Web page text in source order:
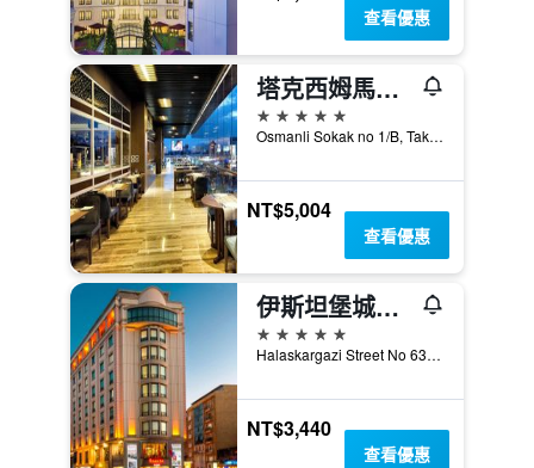
查看優惠
塔克西姆馬爾馬拉酒店
5星級
Osmanli Sokak no 1/B, Taksim Square, 伊斯坦堡, 土耳其
NT$5,004
查看優惠
伊斯坦堡城市中心華美達廣場酒店 - 伊斯坦堡
5星級
Halaskargazi Street No 63, 伊斯坦堡, 土耳其
NT$3,440
查看優惠